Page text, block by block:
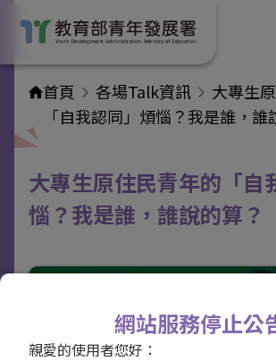
網站服務停止公
親愛的使用者您好：
首頁 各場Talk資訊
大專生
「自我認同」煩惱？我是誰，誰
大專生原住民青年的「自
惱？我是誰，誰說的算？